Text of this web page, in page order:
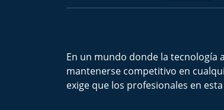
En un mundo donde la tecnología
mantenerse competitivo en
exige que los profesionales en